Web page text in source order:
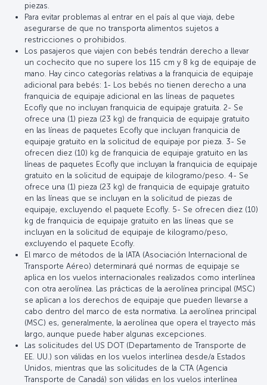
piezas.
Para evitar problemas al entrar en el país al que viaja, debe
asegurarse de que no transporta alimentos sujetos a
restricciones o prohibidos.
Los pasajeros que viajen con bebés tendrán derecho a llevar
un cochecito que no supere los 115 cm y 8 kg de equipaje de
mano. Hay cinco categorías relativas a la franquicia de equipaje
adicional para bebés: 1- Los bebés no tienen derecho a una
franquicia de equipaje adicional en las líneas de paquetes
Ecofly que no incluyan franquicia de equipaje gratuita. 2- Se
ofrece una (1) pieza (23 kg) de franquicia de equipaje gratuito
en las líneas de paquetes Ecofly que incluyan franquicia de
equipaje gratuito en la solicitud de equipaje por pieza. 3- Se
ofrecen diez (10) kg de franquicia de equipaje gratuito en las
líneas de paquetes Ecofly que incluyan la franquicia de equipaje
gratuito en la solicitud de equipaje de kilogramo/peso. 4- Se
ofrece una (1) pieza (23 kg) de franquicia de equipaje gratuito
en las líneas que se incluyan en la solicitud de piezas de
equipaje, excluyendo el paquete Ecofly. 5- Se ofrecen diez (10)
kg de franquicia de equipaje gratuito en las líneas que se
incluyan en la solicitud de equipaje de kilogramo/peso,
excluyendo el paquete Ecofly.
El marco de métodos de la IATA (Asociación Internacional de
Transporte Aéreo) determinará qué normas de equipaje se
aplica en los vuelos internacionales realizados como interlínea
con otra aerolínea. Las prácticas de la aerolínea principal (MSC)
se aplican a los derechos de equipaje que pueden llevarse a
cabo dentro del marco de esta normativa. La aerolínea principal
(MSC) es, generalmente, la aerolínea que opera el trayecto más
largo, aunque puede haber algunas excepciones.
Las solicitudes del US DOT (Departamento de Transporte de
EE. UU.) son válidas en los vuelos interlínea desde/a Estados
Unidos, mientras que las solicitudes de la CTA (Agencia
Transporte de Canadá) son válidas en los vuelos interlínea